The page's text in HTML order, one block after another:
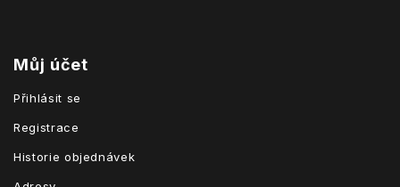
Můj účet
Přihlásit se
Registrace
Historie objednávek